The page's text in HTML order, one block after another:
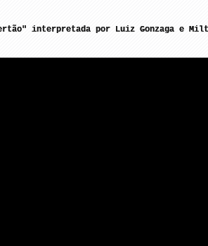
interpretada por Luiz Gonzaga e